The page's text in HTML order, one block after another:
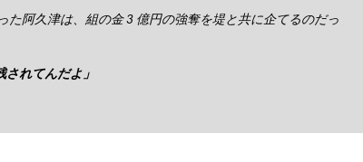
た阿久津は、組の金 3 億円の強奪を堤と共に企てるのだっ
れてんだよ」